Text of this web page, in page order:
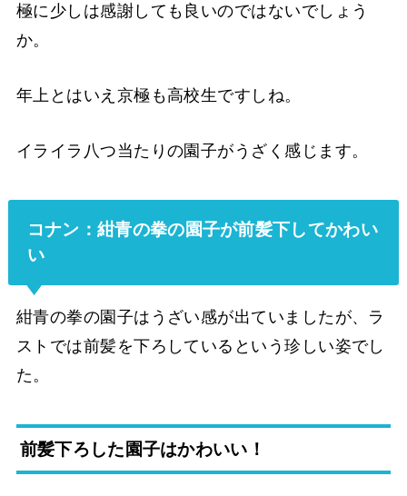
極に少しは感謝しても良いのではないでしょう
か。
年上とはいえ京極も高校生ですしね。
イライラ八つ当たりの園子がうざく感じます。
コナン：紺青の拳の園子が前髪下してかわい
い
紺青の拳の園子はうざい感が出ていましたが、ラ
ストでは前髪を下ろしているという珍しい姿でし
た。
前髪下ろした園子はかわいい！